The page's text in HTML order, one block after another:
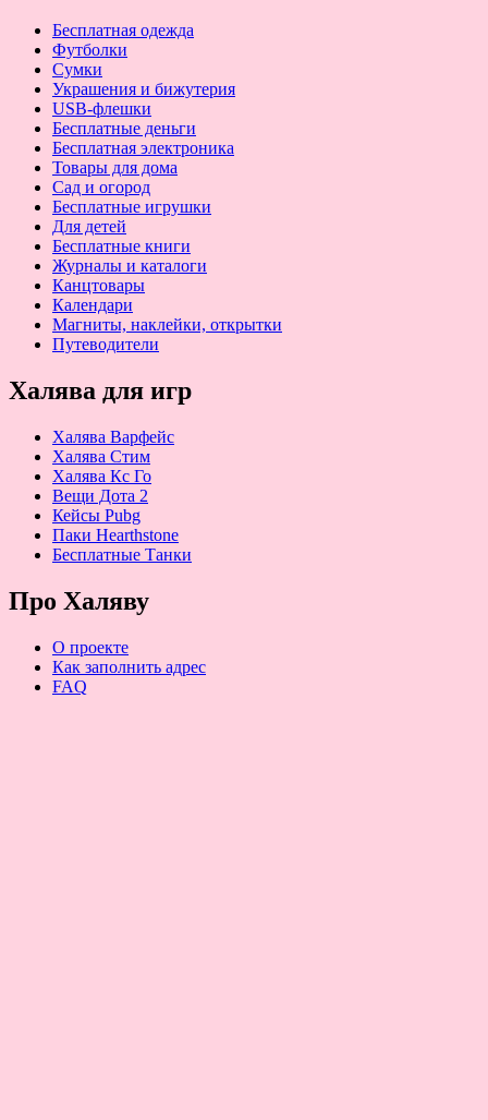
Бесплатная одежда
Футболки
Сумки
Украшения и бижутерия
USB-флешки
Бесплатные деньги
Бесплатная электроника
Товары для дома
Сад и огород
Бесплатные игрушки
Для детей
Бесплатные книги
Журналы и каталоги
Канцтовары
Календари
Магниты, наклейки, открытки
Путеводители
Халява для игр
Халява Варфейс
Халява Стим
Халява Кс Го
Вещи Дота 2
Кейсы Pubg
Паки Hearthstone
Бесплатные Танки
Про Халяву
О проекте
Как заполнить адрес
FAQ